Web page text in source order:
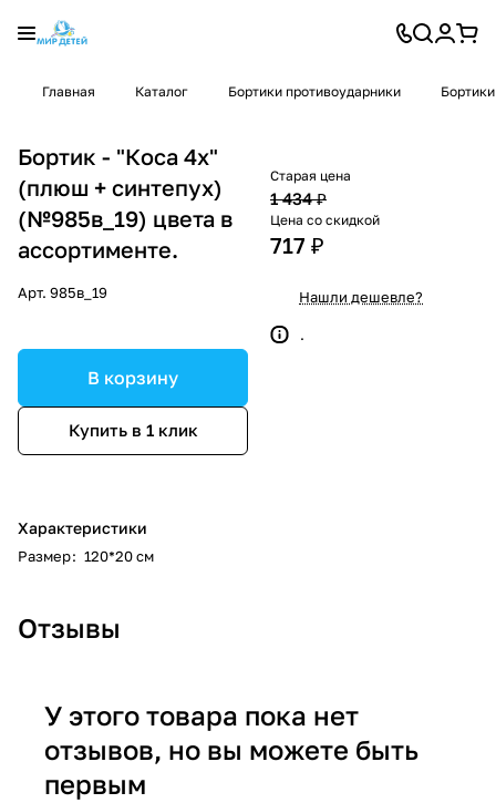
Главная Каталог Бортики противоударники
Бортик - "Коса 4х"
(плюш + синтепух)
(№985в_19) цвета в
ассортименте.
Арт. 985в_19
В корзину
Купить в 1 клик
Характеристики
Размер: 120*20 см
Старая цена
1 434 ₽
Цена со скидкой
717 ₽
Нашли дешевле?
.
Отзывы
У этого товара пока нет
отзывов, но вы можете быть
первым